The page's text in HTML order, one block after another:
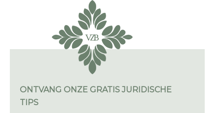
ONTVANG ONZE GRATIS JURIDISCHE
TIPS